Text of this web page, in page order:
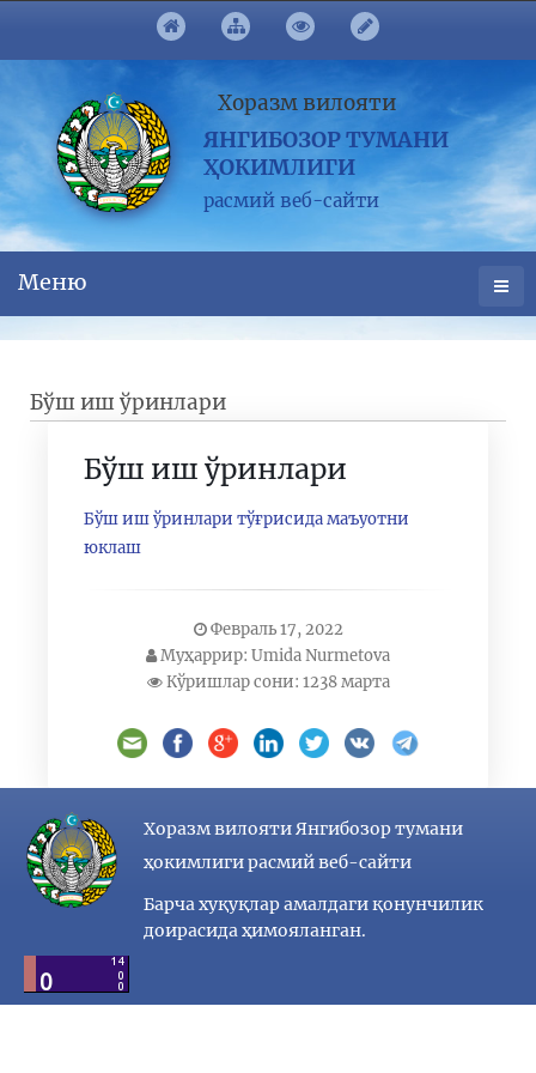
Хоразм вилояти
ЯНГИБОЗОР ТУМАНИ
ҲОКИМЛИГИ
расмий веб-сайти
Меню
Бўш иш ўринлари
Бўш иш ўринлари
Бўш иш ўринлари тўғрисида маъуотни
юклаш
Февраль 17, 2022
Муҳаррир: Umida Nurmetova
Кўришлар сони: 1238 марта
Хоразм вилояти Янгибозор тумани
ҳокимлиги расмий веб-сайти
Барча хуқуқлар амалдаги қонунчилик
доирасида ҳимояланган.